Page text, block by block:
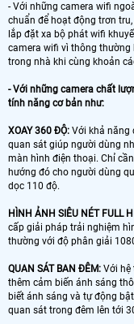
- Với những camera wifi
chuẩn để hoạt động trơn
lắp đặt xa bộ phát wifi
camera wifi vì thông thường
trong nhà khi cùng khoản
- Với những camera chất
tính năng cơ bản như:
XOAY 360 ĐỘ: Với khả năng
quan sát giúp người dùng
màn hình điện thoại. Chỉ
hướng đó cho người dùng
dọc 110 độ.
HÌNH ẢNH SIÊU NÉT FULL
cấp giải pháp trải nghiệm
thường với độ phân giải
QUAN SÁT BAN ĐÊM: Với hệ
thêm cảm biến ánh sáng
biết ánh sáng và tự động
quan sát trong đêm lên tới